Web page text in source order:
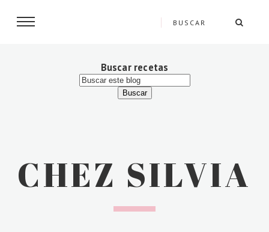
Buscar recetas
CHEZ SILVIA